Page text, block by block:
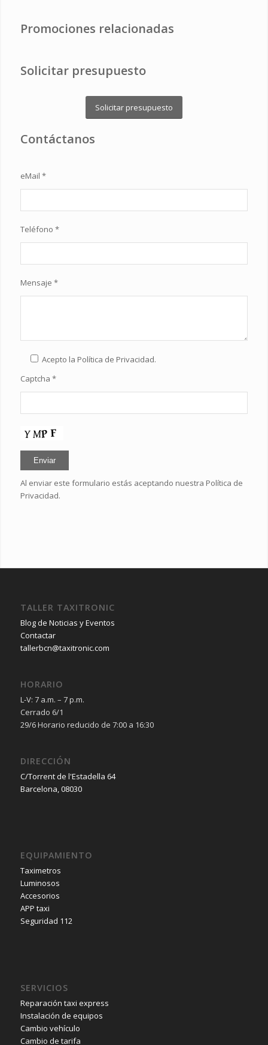
Promociones relacionadas
Solicitar presupuesto
Solicitar presupuesto
Contáctanos
eMail *
Teléfono *
Mensaje *
Acepto la Política de Privacidad.
Captcha *
Al enviar este formulario estás aceptando nuestra Política de
Privacidad.
TALLER TAXITRONIC
Blog de Noticias y Eventos
Contactar
tallerbcn@taxitronic.com
HORARIO
L-V: 7 a.m. – 7 p.m.
Cerrado 6/1
29/6 Horario reducido de 7:00 a 16:30
DIRECCIÓN
C/Torrent de l'Estadella 64
Barcelona, 08030
EQUIPAMIENTO
Taximetros
Luminosos
Accesorios
APP taxi
Seguridad 112
SERVICIOS
Reparación taxi express
Instalación de equipos
Cambio vehículo
Cambio de tarifa